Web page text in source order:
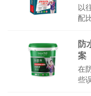
以
配
防
案
在
些